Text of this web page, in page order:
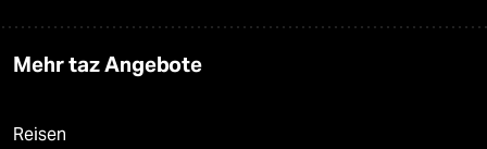
Mehr taz Angebote
Reisen